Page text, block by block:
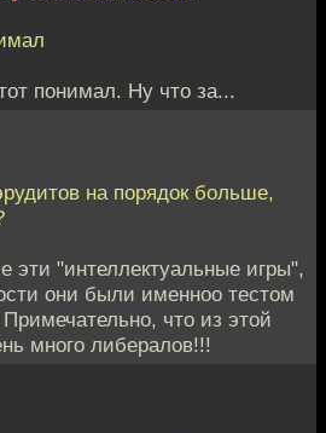
понимал. Ну что за...
на порядок больше,
эти "интеллектуальные игры",
они были именноо тестом
что из этой
много либералов!!!